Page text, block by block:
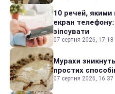
10 речей,
екран
зіпсувати
07 серпня 2026, 17:18
Мурахи
простих
07 серпня 2026, 16:37